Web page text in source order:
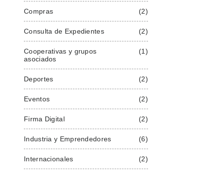
Compras (2)
Consulta de Expedientes (2)
Cooperativas y grupos
asociados
(1)
Deportes (2)
Eventos (2)
Firma Digital (2)
Industria y Emprendedores (6)
Internacionales (2)